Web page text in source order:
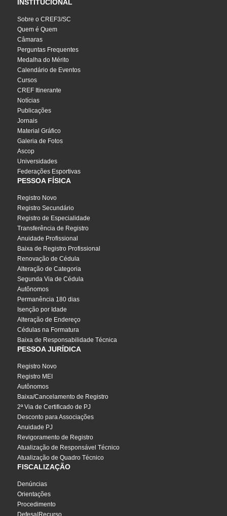
INSTITUCIONAL
Sobre o CREF3/SC
Quem é Quem
Câmaras
Perguntas Frequentes
Medalha do Mérito
Calendário de Eventos
Cursos
CREF Itinerante
Notícias
Publicações
Jornais
Material Gráfico
Galeria de Fotos
Ascop
Universidades
Federações Esportivas
PESSOA FÍSICA
Registro Novo
Registro Secundário
Registro de Especialidade
Transferência de Registro
Anuidade Profissional
Baixa de Registro Profissional
Renovação de Cédula
Alteração de Categoria
Segunda Via de Cédula
Autônomos
Permanência 180 dias
Isenção por Idade
Alteração de Endereço
Cédulas na Formatura
Baixa de Responsabilidade Técnica
PESSOA JURÍDICA
Registro Novo
Registro MEI
Autônomos
Baixa/Cancelamento de Registro
2ª Via de Certificado de PJ
Desconto para Associações
Anuidade PJ
Revigoramento de Registro
Atualização de Responsável Técnico
Atualização de Quadro Técnico
FISCALIZAÇÃO
Denúncias
Orientações
Procedimento
Defesa|Recurso